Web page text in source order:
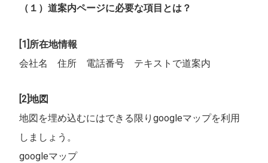
（１）道案内ページに必要な項目とは？
[1]所在地情報
会社名 住所 電話番号 テキストで道案内
[2]地図
地図を埋め込むにはできる限りgoogleマップを利用
しましょう。
googleマップ